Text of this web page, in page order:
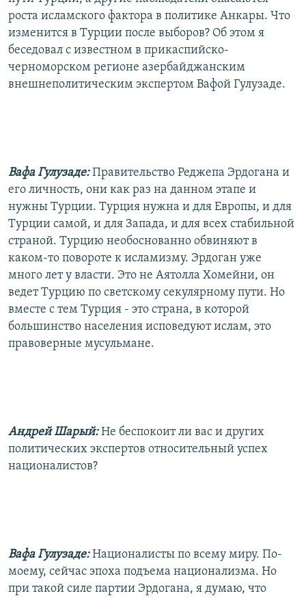
роста исламского фактора в политике Анкары. Что
изменится в Турции после выборов? Об этом я
беседовал с известном в прикаспийско-
черноморском регионе азербайджанским
внешнеполитическим экспертом Вафой Гулузаде.
Вафа Гулузаде:Правительство Реджепа Эрдогана и
его личность, они как раз на данном этапе и
нужны Турции. Турция нужна и для Европы, и для
Турции самой, и для Запада, и для всех стабильной
страной. Турцию необоснованно обвиняют в
каком-то повороте к исламизму. Эрдоган уже
много лет у власти. Это не Аятолла Хомейни, он
ведет Турцию по светскому секулярному пути. Но
вместе с тем Турция - это страна, в которой
большинство населения исповедуют ислам, это
правоверные мусульмане.
Андрей Шарый:Не беспокоит ли вас и других
политических экспертов относительный успех
националистов?
Вафа Гулузаде:Националисты по всему миру. По-
моему, сейчас эпоха подъема национализма. Но
при такой силе партии Эрдогана, я думаю, что